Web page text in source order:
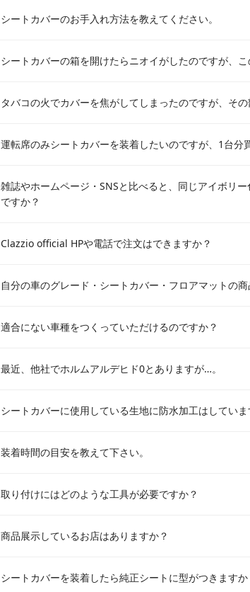
シートカバーのお手入れ方法を教えてください。
シートカバーの箱を開けたらニオイがしたのですが、
タバコの火でカバーを焦がしてしまったのですが、そ
運転席のみシートカバーを装着したいのですが、1台分
雑誌やホームページ・SNSと比べると、同じアイボリ
ですか？
Clazzio official HPや電話で注文はできますか？
自分の車のグレード・シートカバー・フロアマットの
適合にない車種をつくっていただけるのですか？
最近、他社でホルムアルデヒド0とありますが…。
シートカバーに使用している生地に防水加工はしていま
装着時間の目安を教えて下さい。
取り付けにはどのような工具が必要ですか？
商品展示しているお店はありますか？
シートカバーを装着したら純正シートに型がつきますか